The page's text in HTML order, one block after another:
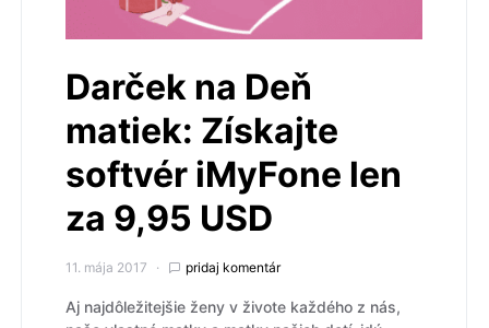
Darček na Deň
matiek: Získajte
softvér iMyFone len
za 9,95 USD
11. mája 2017 pridaj komentár
Aj najdôležitejšie ženy v živote každého z nás,